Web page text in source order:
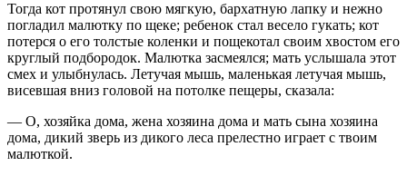
Тогда кот протянул свою мягкую, бархатную лапку и нежно
погладил малютку по щеке; ребенок стал весело гукать; кот
потерся о его толстые коленки и пощекотал своим хвостом его
круглый подбородок. Малютка засмеялся; мать услышала этот
смех и улыбнулась. Летучая мышь, маленькая летучая мышь,
висевшая вниз головой на потолке пещеры, сказала:
— О, хозяйка дома, жена хозяина дома и мать сына хозяина
дома, дикий зверь из дикого леса прелестно играет с твоим
малюткой.